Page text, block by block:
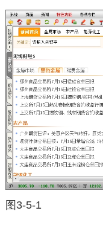
图3-5-1